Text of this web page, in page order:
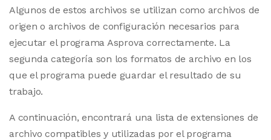
Algunos de estos archivos se utilizan como archivos de
origen o archivos de configuración necesarios para
ejecutar el programa Asprova correctamente. La
segunda categoría son los formatos de archivo en los
que el programa puede guardar el resultado de su
trabajo.
A continuación, encontrará una lista de extensiones de
archivo compatibles y utilizadas por el programa